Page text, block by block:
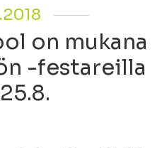
on mukana
-festareilla